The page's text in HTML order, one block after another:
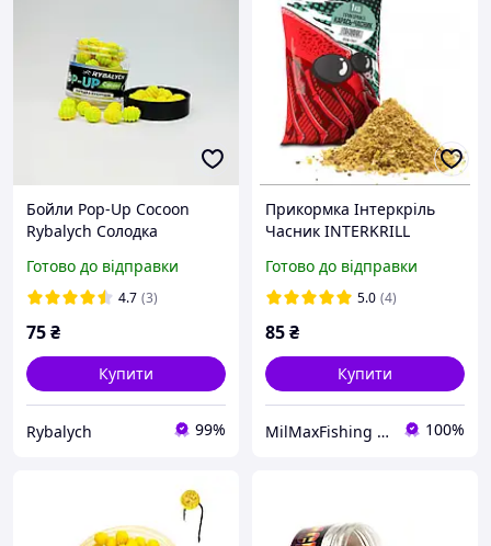
Бойли Pop-Up Cocoon
Rybalych Cолодка
(RYB-PUC006)
Готово до відправки
4.7 (3)
75₴
Купити
Rybalych 99%
Прикормка Інтеркріль
Часник INTERKRILL
Готово до відправки
5.0 (4)
85₴
Купити
MilMaxFishing - інтернет-магазин 100%